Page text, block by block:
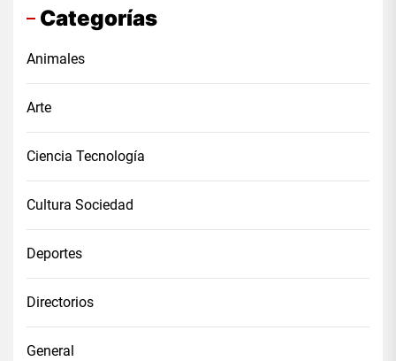
Categorías
Animales
Arte
Ciencia Tecnología
Cultura Sociedad
Deportes
Directorios
General